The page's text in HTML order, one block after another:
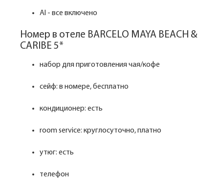
Al - все включено
Номер в отеле BARCELO MAYA BEACH &
CARIBE 5*
набор для приготовления чая/кофе
сейф: в номере, бесплатно
кондиционер: есть
room service: круглосуточно, платно
утюг: есть
телефон